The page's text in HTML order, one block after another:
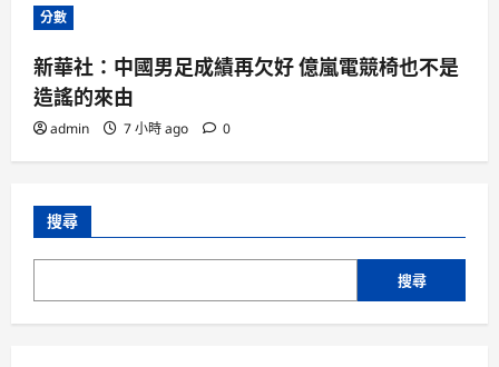
分數
新華社：中國男足成績再欠好 億嵐電競椅也不是
造謠的來由
admin 7 小時 ago 0
搜尋
搜尋